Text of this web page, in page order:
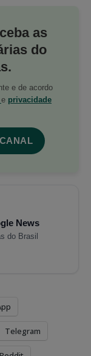
as
do
e de acordo
e privacidade
News
do Brasil
Telegram